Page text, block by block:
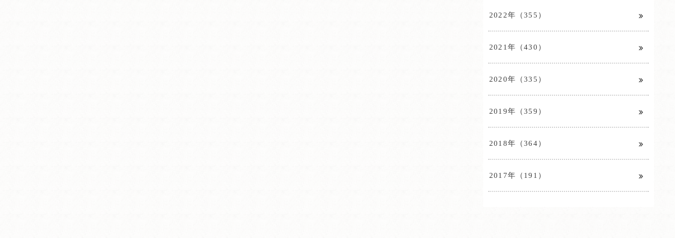
2022年（355）
2021年（430）
2020年（335）
2019年（359）
2018年（364）
2017年（191）